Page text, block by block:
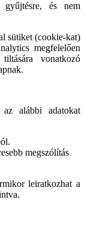
és nem
sütiket (cookie-kat)
megfelelően
vonatkozó
alábbi adatokat
megszólítás
leiratkozhat a